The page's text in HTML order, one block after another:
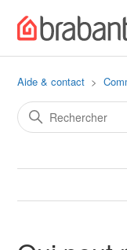
Aide & contact